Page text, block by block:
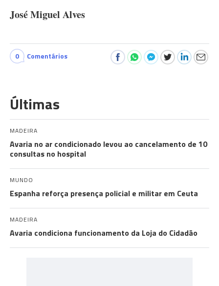
José Miguel Alves
0 Comentários
Últimas
MADEIRA
Avaria no ar condicionado levou ao cancelamento de 10
consultas no hospital
MUNDO
Espanha reforça presença policial e militar em Ceuta
MADEIRA
Avaria condiciona funcionamento da Loja do Cidadão